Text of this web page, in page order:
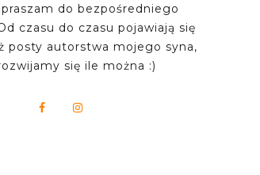
do bezpośredniego
czasu do czasu pojawiają się
posty autorstwa mojego syna,
się ile można :)